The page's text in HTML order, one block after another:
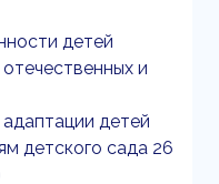
детей
и
детей
детского сада 26